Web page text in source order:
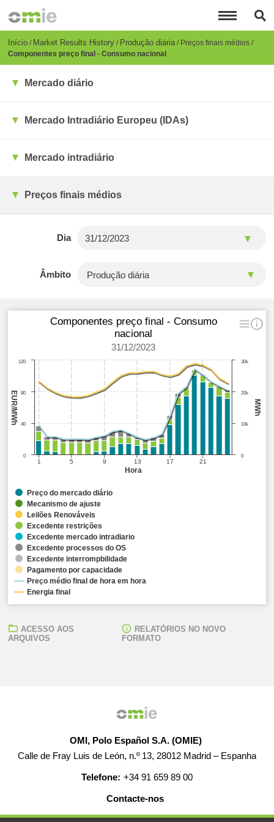
para
conteúdo
principal
Breadcrumb
Início Market Results History Produção diária Preços finais médios
Componentes preço final - Consumo nacional
Mercado diário
Mercado Intradiário Europeu (IDAs)
Mercado intradiário
Preços finais médios
Dia
Âmbito
Hora
MWh
EUR/MWh
Componentes preço final - Consumo
nacional
31/12/2023
1 5 9 13 17 21
0
30k
10k
20k
0
120
40
80
Preço do mercado diário
Mecanismo de ajuste
Leilões Renováveis
Excedente restrições
Excedente mercado intradiario
Excedente processos do OS
Excedente interrompbilidade
Pagamento por capacidade
Preço médio final de hora em hora
Energia final
ACESSO AOS
ARQUIVOS
RELATÓRIOS NO NOVO
FORMATO
OMI, Polo Español S.A. (OMIE)
Calle de Fray Luis de León, n.º 13, 28012 Madrid – Espanha
Telefone: +34 91 659 89 00
Contacte-nos